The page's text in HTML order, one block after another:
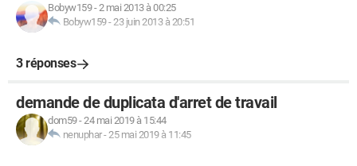
Bobyw159-2 mai 2013 à 00:25
Bobyw159-23 juin 2013 à 20:51
3 réponses
demande de duplicata d'arret de travail
dom59-24 mai 2019 à 15:44
nenuphar-25 mai 2019 à 11:45